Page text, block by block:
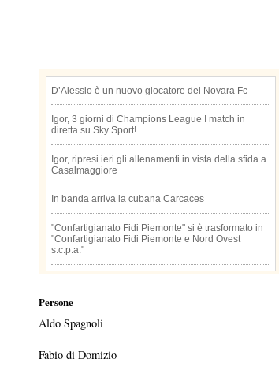
D’Alessio è un nuovo giocatore del Novara Fc
Igor, 3 giorni di Champions League I match in
diretta su Sky Sport!
Igor, ripresi ieri gli allenamenti in vista della sfida a
Casalmaggiore
In banda arriva la cubana Carcaces
"Confartigianato Fidi Piemonte" si è trasformato in
"Confartigianato Fidi Piemonte e Nord Ovest
s.c.p.a."
Persone
Aldo Spagnoli
Fabio di Domizio